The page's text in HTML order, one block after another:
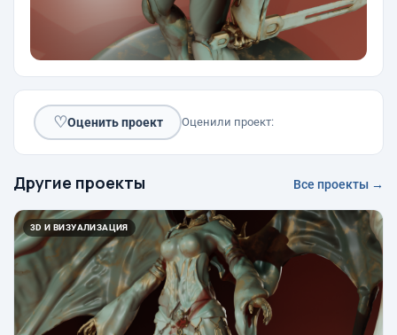
♡Оценить проект Оценили проект:
Другие проекты Все проекты →
3D И ВИЗУАЛИЗАЦИЯ